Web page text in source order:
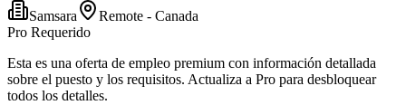
Samsara
Remote - Canada
Pro Requerido
Esta es una oferta de empleo premium con información detallada
sobre el puesto y los requisitos. Actualiza a Pro para desbloquear
todos los detalles.